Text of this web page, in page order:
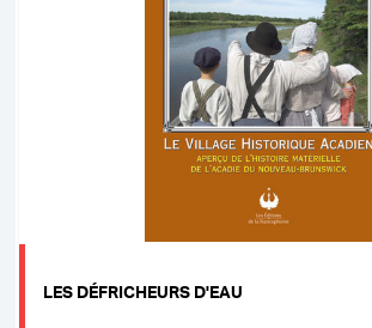
LES DÉFRICHEURS D'EAU